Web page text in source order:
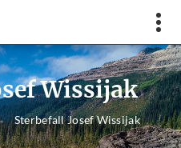
Wissijak
Sterbefall Josef Wissijak